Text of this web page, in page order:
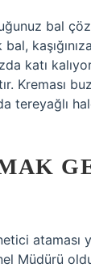
bal
katı
Kreması
tereyağlı
ataması
Müdürü